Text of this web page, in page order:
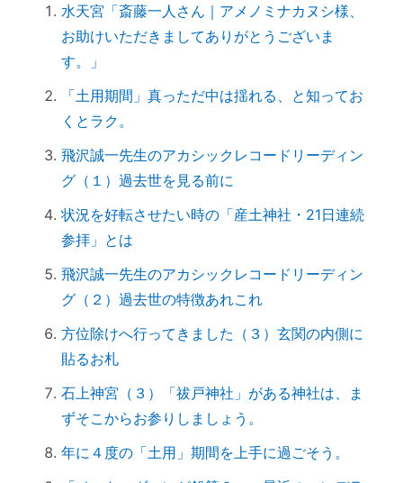
産土神社に参拝するメリット →「開運スイ
書き換え・癒しが必要だった
【ご感想｜カウンセリング】心配性の家族
も癒してもらいました
初詣に間に合わせるには、今がリサーチの
最適時期です
「氏神神社」と「産土神社」の違いは何で
「産土神社」の読み方は？ 意味や語源
は？
【ご感想｜カウンセリング】深く納得でき
ました
日本国民を癒しまくっている高市総理 ♡
「日本の神社」と「エジプトの神殿」の共
通点
水天宮「斎藤一人さん｜アメノミナカヌシ様、
お助けいただきましてありがとうございま
す。」
「土用期間」真っただ中は揺れる、と知ってお
くとラク。
飛沢誠一先生のアカシックレコードリーディン
グ（１）過去世を見る前に
状況を好転させたい時の「産土神社・21日連続
参拝」とは
飛沢誠一先生のアカシックレコードリーディン
グ（２）過去世の特徴あれこれ
方位除けへ行ってきました（３）玄関の内側に
貼るお札
石上神宮（３）「祓戸神社」がある神社は、ま
ずそこからお参りしましょう。
年に４度の「土用」期間を上手に過ごそう。